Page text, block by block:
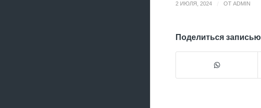
2 ИЮЛЯ, 2024 ОТ ADMIN
Поделиться записью